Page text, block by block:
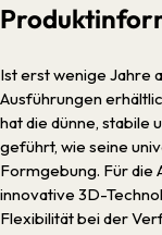
Ist erst wenige Jahre
Ausführungen
hat die dünne, stabile
geführt, wie seine
Formgebung. Für die
innovative 3D-
Flexibilität bei der